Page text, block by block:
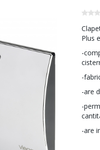
Plus
-
-
-are
-
-are